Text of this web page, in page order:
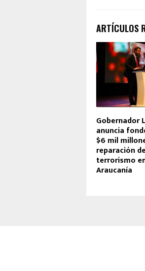
ARTÍCULOS
Gobernador
anuncia
$6 mil
reparación
terrorismo
Araucanía